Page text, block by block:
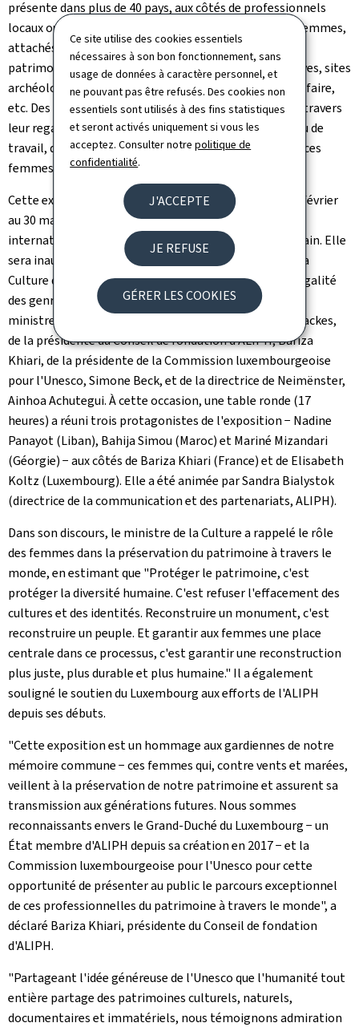
Ce site utilise des cookies essentiels
nécessaires à son bon fonctionnement, sans
usage de données à caractère personnel, et
ne pouvant pas être refusés. Des cookies non
essentiels sont utilisés à des fins statistiques
et seront activés uniquement si vous les
acceptez. Consulter notrepolitique de
confidentialité.
J'ACCEPTE
JE REFUSE
GÉRER LES COOKIES
présente dans plus de 40 pays, aux côtés de professionnels
locaux ou internationaux du patrimoine, souvent des femmes,
attachés à protéger ou à réhabiliter concrètement les
patrimoines les plus divers: musées, manuscrits, archives, sites
archéologiques, monuments, édifices religieux, savoir-faire,
etc. Des photographes issus ou vivant dans ces pays, à travers
leur regard et leur sensibilité, témoignent, sur leur lieu de
travail, du parcours et de l'engagement de chacune de ces
femmes.
Cette exposition, ouverte au public en accès libre du 6 février
au 30 mars 2025, s'inscrit dans le cadre de la Journée
internationale des droits des femmes du 8 mars prochain. Elle
sera inaugurée le 5 février en présence du ministre de la
Culture du Luxembourg, Eric Thill, de la ministre de l'Égalité
des genres et de la Diversité, ministre de la Défense et
ministre de la Mobilité et des Travaux publics, Yuriko Backes,
de la présidente du Conseil de fondation d'ALIPH, Bariza
Khiari, de la présidente de la Commission luxembourgeoise
pour l'Unesco, Simone Beck, et de la directrice de Neimënster,
Ainhoa Achutegui. À cette occasion, une table ronde (17
heures) a réuni trois protagonistes de l'exposition − Nadine
Panayot (Liban), Bahija Simou (Maroc) et Mariné Mizandari
(Géorgie) − aux côtés de Bariza Khiari (France) et de Elisabeth
Koltz (Luxembourg). Elle a été animée par Sandra Bialystok
(directrice de la communication et des partenariats, ALIPH).
Dans son discours, le ministre de la Culture a rappelé le rôle
des femmes dans la préservation du patrimoine à travers le
monde, en estimant que "Protéger le patrimoine, c'est
protéger la diversité humaine. C'est refuser l'effacement des
cultures et des identités. Reconstruire un monument, c'est
reconstruire un peuple. Et garantir aux femmes une place
centrale dans ce processus, c'est garantir une reconstruction
plus juste, plus durable et plus humaine." Il a également
souligné le soutien du Luxembourg aux efforts de l'ALIPH
depuis ses débuts.
"Cette exposition est un hommage aux gardiennes de notre
mémoire commune − ces femmes qui, contre vents et marées,
veillent à la préservation de notre patrimoine et assurent sa
transmission aux générations futures. Nous sommes
reconnaissants envers le Grand-Duché du Luxembourg − un
État membre d'ALIPH depuis sa création en 2017 − et la
Commission luxembourgeoise pour l'Unesco pour cette
opportunité de présenter au public le parcours exceptionnel
de ces professionnelles du patrimoine à travers le monde", a
déclaré Bariza Khiari, présidente du Conseil de fondation
d'ALIPH.
"Partageant l'idée généreuse de l'Unesco que l'humanité tout
entière partage des patrimoines culturels, naturels,
documentaires et immatériels, nous témoignons admiration